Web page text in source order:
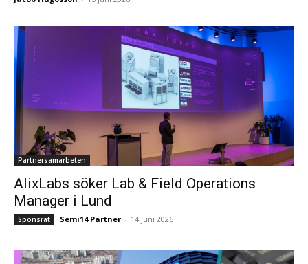
Partnersamarbeten
AlixLabs söker Lab & Field Operations
Manager i Lund
Sponsrat Semi14 Partner - 14 juni 2026